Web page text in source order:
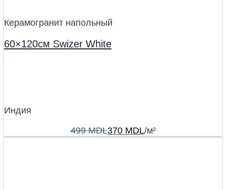
Керамогранит напольный
60×120см Swizer White
Индия
499MDL370 MDL/м²